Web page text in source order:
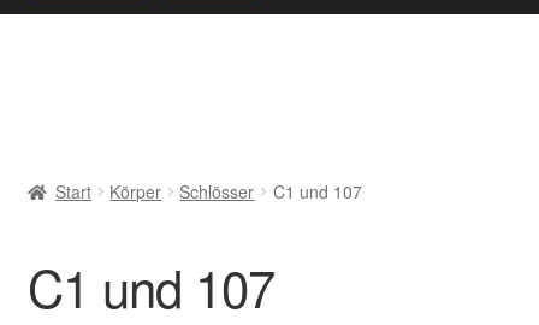
springen
springen
Datenschutz-Bestimmungen
Start Körper Schlösser C1 und 107
C1 und 107